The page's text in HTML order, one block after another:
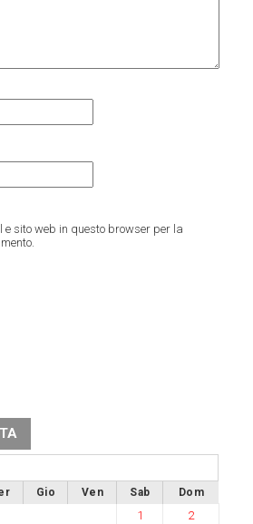
e sito web in questo browser per la
Gio Ven Sab Dom
1
2